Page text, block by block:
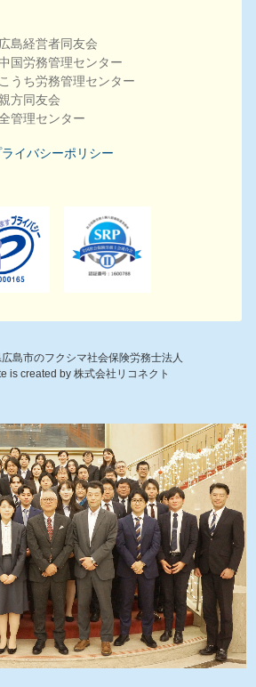
島経営者同友会
国労務管理センター
うち労務管理センター
方同友会
管理センター
ライバシーポリシー
島市のフクシマ社会保険労務士法人
is created by 株式会社リコネクト